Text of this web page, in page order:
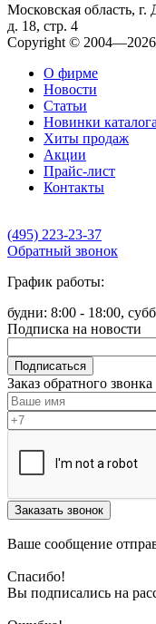
Московская область,
д. 18, стр. 4
Copyright ©
О фирме
Новости
Статьи
Новинки каталога
Хиты продаж
Акции
Прайс-лист
Контакты
(495) 223-23-37
Обратный звонок
График работы:
будни: 8:00 - 18:00,
Подписка на новости
Подписаться
Заказ обратного звонка
Заказать звонок
Ваше сообщение
Спасибо!
Вы подписались на